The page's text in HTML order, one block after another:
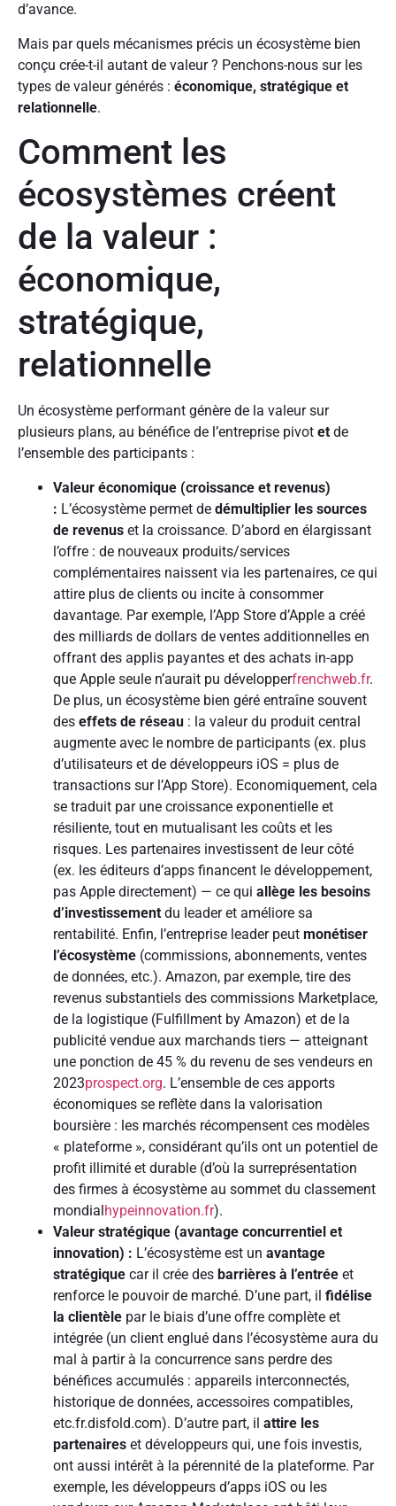
d’avance.
Mais par quels mécanismes précis un écosystème bien
conçu crée-t-il autant de valeur ? Penchons-nous sur les
types de valeur générés : économique, stratégique et
relationnelle.
Comment les
écosystèmes créent
de la valeur :
économique,
stratégique,
relationnelle
Un écosystème performant génère de la valeur sur
plusieurs plans, au bénéfice de l’entreprise pivot et de
l’ensemble des participants :
Valeur économique (croissance et revenus)
: L’écosystème permet de démultiplier les sources
de revenus et la croissance. D’abord en élargissant
l’offre : de nouveaux produits/services
complémentaires naissent via les partenaires, ce qui
attire plus de clients ou incite à consommer
davantage. Par exemple, l’App Store d’Apple a créé
des milliards de dollars de ventes additionnelles en
offrant des applis payantes et des achats in-app
que Apple seule n’aurait pu développerfrenchweb.fr.
De plus, un écosystème bien géré entraîne souvent
des effets de réseau : la valeur du produit central
augmente avec le nombre de participants (ex. plus
d’utilisateurs et de développeurs iOS = plus de
transactions sur l’App Store). Economiquement, cela
se traduit par une croissance exponentielle et
résiliente, tout en mutualisant les coûts et les
risques. Les partenaires investissent de leur côté
(ex. les éditeurs d’apps financent le développement,
pas Apple directement) — ce qui allège les besoins
d’investissement du leader et améliore sa
rentabilité. Enfin, l’entreprise leader peut monétiser
l’écosystème (commissions, abonnements, ventes
de données, etc.). Amazon, par exemple, tire des
revenus substantiels des commissions Marketplace,
de la logistique (Fulfillment by Amazon) et de la
publicité vendue aux marchands tiers — atteignant
une ponction de 45 % du revenu de ses vendeurs en
2023prospect.org. L’ensemble de ces apports
économiques se reflète dans la valorisation
boursière : les marchés récompensent ces modèles
« plateforme », considérant qu’ils ont un potentiel de
profit illimité et durable (d’où la surreprésentation
des firmes à écosystème au sommet du classement
mondialhypeinnovation.fr).
Valeur stratégique (avantage concurrentiel et
innovation) : L’écosystème est un avantage
stratégique car il crée des barrières à l’entrée et
renforce le pouvoir de marché. D’une part, il fidélise
la clientèle par le biais d’une offre complète et
intégrée (un client englué dans l’écosystème aura du
mal à partir à la concurrence sans perdre des
bénéfices accumulés : appareils interconnectés,
historique de données, accessoires compatibles,
etc.fr.disfold.com). D’autre part, il attire les
partenaires et développeurs qui, une fois investis,
ont aussi intérêt à la pérennité de la plateforme. Par
exemple, les développeurs d’apps iOS ou les